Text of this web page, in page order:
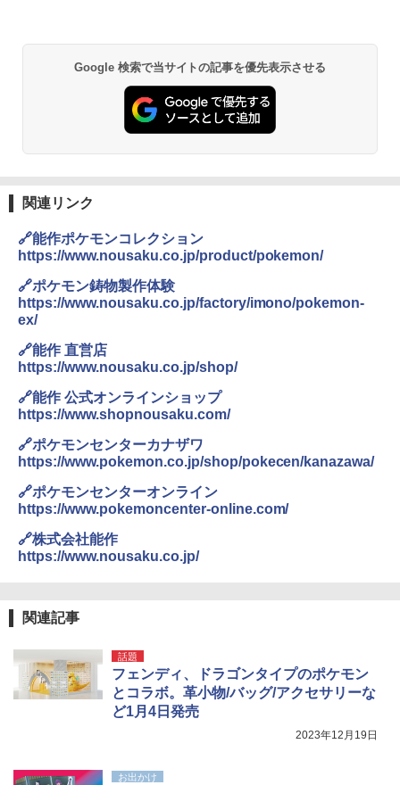
PYKES PEAK (パイクスピーク) 着替えテン
ト プライバシー テント 【中が透けない】 1
人用 折りたたみ 防災グッズ 災害用トイレ ビ
ーチ ピクニック ポップアップテント 携帯 簡
易 トイレテント (ブラック)
ENDLESS BASE 《めざましテレビで紹介》
テント ワンタッチ RENEW 幅200 2-3人用 43
500002(89232)
￥5,999
広げるだけ パッとサッとテント ブラックコ
ーティング フルクローズ メッシュ 3-4人用
簡単設置 ポップアップテント エクルベージ
ュ(BC仕様) PATC-150B(EB)
￥9,990
[キャンパーズコレクション 山善] 傘みたいに
広げるだけ パッとサッとテント キューブワ
ATCW-150B エクルベージュ
熊撃退スプレー 熊よけスプレー 熊スプレー
【日本企業販売】超強力クマ対策スプレー 30
0ml（連続噴射30秒）110ml（連続噴射15
秒）射程5～10m 安全ロック搭載 携帯収納袋
付き ヒグマ・イノシシ対策 自治体・教育機
関の購入実績 登山・キャンプ・アウトドア・
GRANDOOR ステンレス保冷剤 2個セット 2
026リニューアル 急速冷凍 空間倍増 衛生的
コンパクト 保冷力長持ち
ポインターライト 強力 小型 緑色/赤色/青紫色
USB充電式 高精度 超長距離照射 長時間使用
可能 安全ロック付き 高安全性 金属製耐久 コ
ア/オフィス/教育現場/展示会用 緑
保護 日光可読lcd 7種類ノズル付き
Google 検索で当サイトの記事を優先表示させる
関連リンク
🔗能作ポケモンコレクション
https://www.nousaku.co.jp/product/pokemon/
🔗ポケモン鋳物製作体験
https://www.nousaku.co.jp/factory/imono/pokemon-
ex/
🔗能作 直営店
https://www.nousaku.co.jp/shop/
🔗能作 公式オンラインショップ
https://www.shopnousaku.com/
🔗ポケモンセンターカナザワ
https://www.pokemon.co.jp/shop/pokecen/kanazawa/
🔗ポケモンセンターオンライン
https://www.pokemoncenter-online.com/
🔗株式会社能作
https://www.nousaku.co.jp/
関連記事
話題
フェンディ、ドラゴンタイプのポケモン
とコラボ。革小物/バッグ/アクセサリーな
ど1月4日発売
2023年12月19日
お出かけ